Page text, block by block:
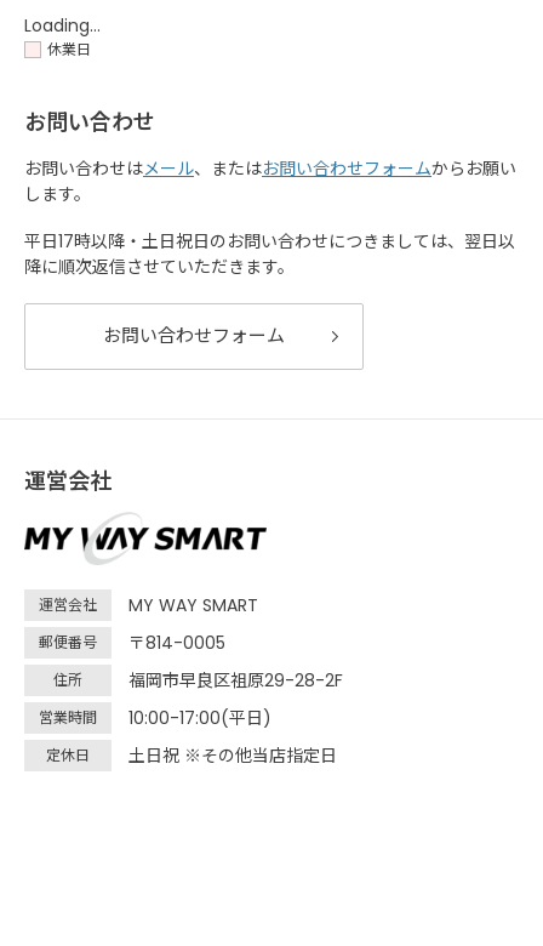
Loading...
休業日
お問い合わせ
お問い合わせはメール、またはお問い合わせフォームからお願い
します。
平日17時以降・土日祝日のお問い合わせにつきましては、翌日以
降に順次返信させていただきます。
お問い合わせフォーム
運営会社
運営会社 MY WAY SMART
郵便番号 〒814-0005
住所 福岡市早良区祖原29-28-2F
営業時間 10:00-17:00(平日)
定休日 土日祝 ※その他当店指定日